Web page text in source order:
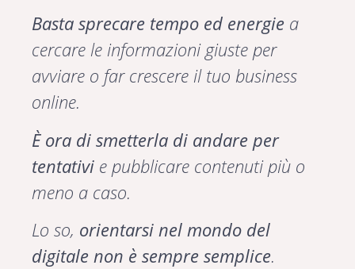
Basta sprecare tempo ed energie a
cercare le informazioni giuste per
avviare o far crescere il tuo business
online.
È ora di smetterla di andare per
tentativi e pubblicare contenuti più o
meno a caso.
Lo so, orientarsi nel mondo del
digitale non è sempre semplice.